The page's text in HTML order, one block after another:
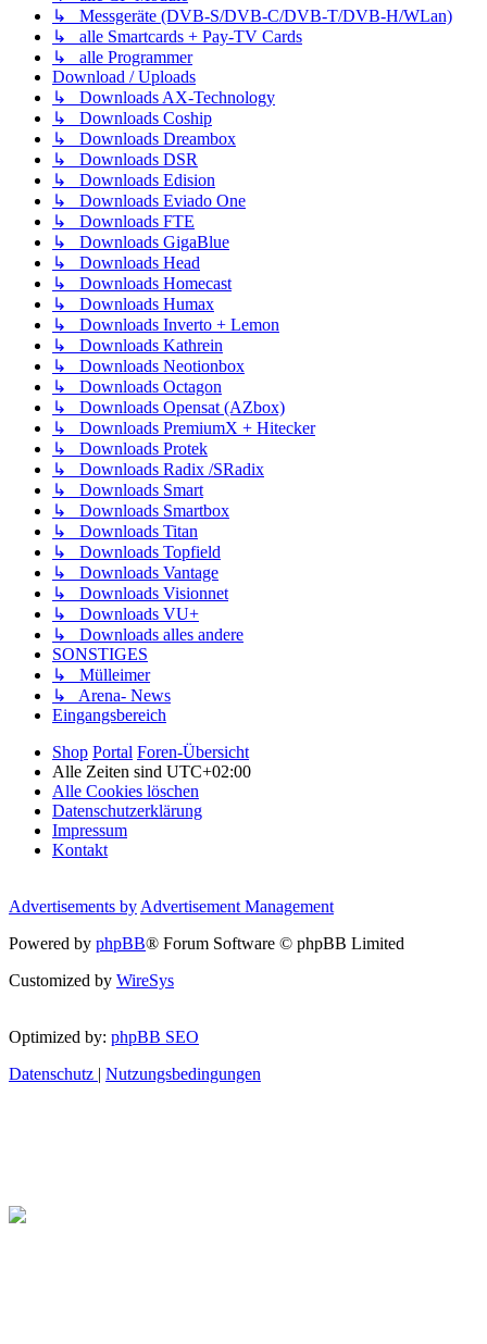
↳ Messgeräte (DVB-S/DVB-C/DVB-T/DVB-H/WLan)
↳ alle Smartcards + Pay-TV Cards
↳ alle Programmer
Download / Uploads
↳ Downloads AX-Technology
↳ Downloads Coship
↳ Downloads Dreambox
↳ Downloads DSR
↳ Downloads Edision
↳ Downloads Eviado One
↳ Downloads FTE
↳ Downloads GigaBlue
↳ Downloads Head
↳ Downloads Homecast
↳ Downloads Humax
↳ Downloads Inverto + Lemon
↳ Downloads Kathrein
↳ Downloads Neotionbox
↳ Downloads Octagon
↳ Downloads Opensat (AZbox)
↳ Downloads PremiumX + Hitecker
↳ Downloads Protek
↳ Downloads Radix /SRadix
↳ Downloads Smart
↳ Downloads Smartbox
↳ Downloads Titan
↳ Downloads Topfield
↳ Downloads Vantage
↳ Downloads Visionnet
↳ Downloads VU+
↳ Downloads alles andere
SONSTIGES
↳ Mülleimer
↳ Arena- News
Eingangsbereich
Shop Portal Foren-Übersicht
Alle Zeiten sind UTC+02:00
Alle Cookies löschen
Datenschutzerklärung
Impressum
Kontakt
Advertisements by Advertisement Management
Powered by phpBB® Forum Software © phpBB Limited
Customized by WireSys
Optimized by: phpBB SEO
Datenschutz | Nutzungsbedingungen